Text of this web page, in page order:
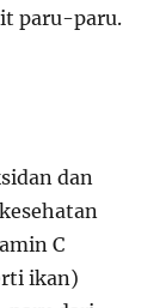
paru-paru.
dan
C
ikan)